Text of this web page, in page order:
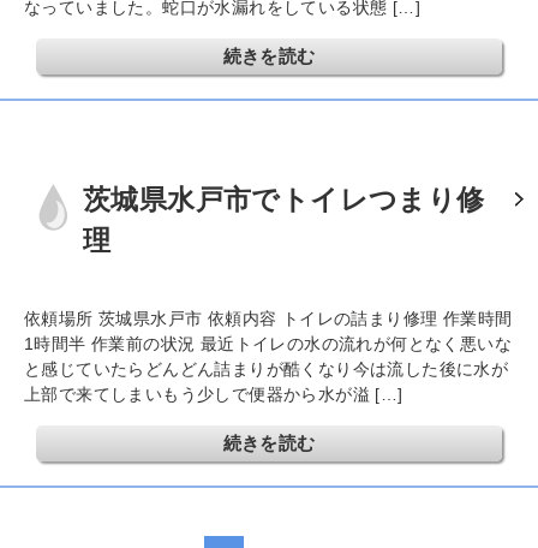
なっていました。蛇口が水漏れをしている状態 […]
続きを読む
茨城県水戸市でトイレつまり修
理
依頼場所 茨城県水戸市 依頼内容 トイレの詰まり修理 作業時間
1時間半 作業前の状況 最近トイレの水の流れが何となく悪いな
と感じていたらどんどん詰まりが酷くなり今は流した後に水が
上部で来てしまいもう少しで便器から水が溢 […]
続きを読む